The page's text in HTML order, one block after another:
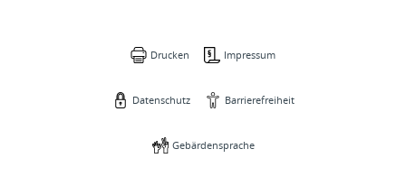
Drucken Impressum
Datenschutz Barrierefreiheit
Gebärdensprache